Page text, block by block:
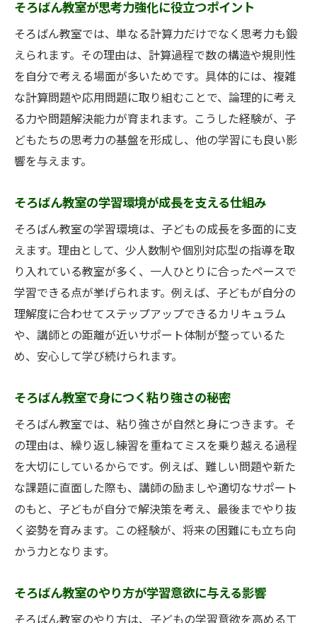
そろばん教室が思考力強化に役立つポイント
そろばん教室では、単なる計算力だけでなく思考力も鍛
えられます。その理由は、計算過程で数の構造や規則性
を自分で考える場面が多いためです。具体的には、複雑
な計算問題や応用問題に取り組むことで、論理的に考え
る力や問題解決能力が育まれます。こうした経験が、子
どもたちの思考力の基盤を形成し、他の学習にも良い影
響を与えます。
そろばん教室の学習環境が成長を支える仕組み
そろばん教室の学習環境は、子どもの成長を多面的に支
えます。理由として、少人数制や個別対応型の指導を取
り入れている教室が多く、一人ひとりに合ったペースで
学習できる点が挙げられます。例えば、子どもが自分の
理解度に合わせてステップアップできるカリキュラム
や、講師との距離が近いサポート体制が整っているた
め、安心して学び続けられます。
そろばん教室で身につく粘り強さの秘密
そろばん教室では、粘り強さが自然と身につきます。そ
の理由は、繰り返し練習を重ねてミスを乗り越える過程
を大切にしているからです。例えば、難しい問題や新た
な課題に直面した際も、講師の励ましや適切なサポート
のもと、子どもが自分で解決策を考え、最後までやり抜
く姿勢を育みます。この経験が、将来の困難にも立ち向
かう力となります。
そろばん教室のやり方が学習意欲に与える影響
そろばん教室のやり方は、子どもの学習意欲を高める工